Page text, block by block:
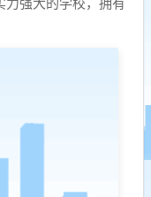
力强大的学校，拥有